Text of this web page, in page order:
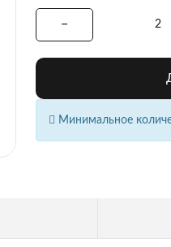
Минимальное